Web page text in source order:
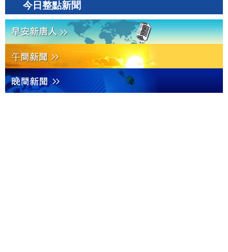
今日整點新聞